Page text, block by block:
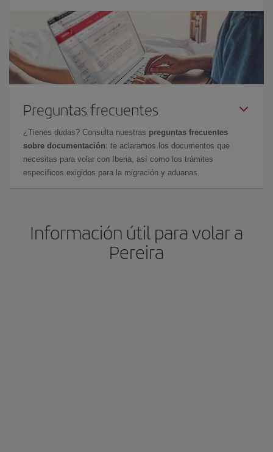
Preguntas frecuentes
¿Tienes dudas? Consulta nuestras preguntas frecuentes
sobre documentación: te aclaramos los documentos que
necesitas para volar con Iberia, así como los trámites
específicos exigidos para la migración y aduanas.
Información útil para volar a
Pereira